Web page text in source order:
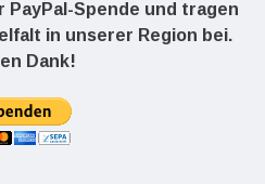
PayPal-Spende und tragen
in unserer Region bei.
Dank!